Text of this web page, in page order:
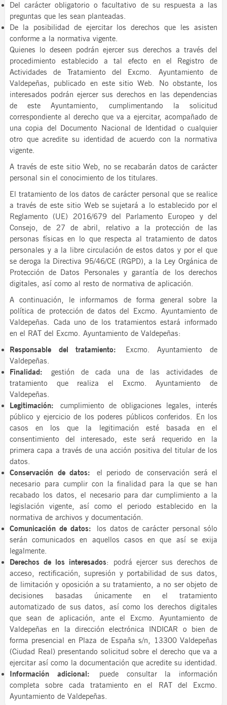
Del carácter obligatorio o facultativo de su respuesta a las
preguntas que les sean planteadas.
De la posibilidad de ejercitar los derechos que les asisten
conforme a la normativa vigente.
Quienes lo deseen podrán ejercer sus derechos a través del
procedimiento establecido a tal efecto en el Registro de
Actividades de Tratamiento del Excmo. Ayuntamiento de
Valdepeñas, publicado en este sitio Web. No obstante, los
interesados podrán ejercer sus derechos en las dependencias
de este Ayuntamiento, cumplimentando la solicitud
correspondiente al derecho que va a ejercitar, acompañado de
una copia del Documento Nacional de Identidad o cualquier
otro que acredite su identidad de acuerdo con la normativa
vigente.
A través de este sitio Web, no se recabarán datos de carácter
personal sin el conocimiento de los titulares.
El tratamiento de los datos de carácter personal que se realice
a través de este sitio Web se sujetará a lo establecido por el
Reglamento (UE) 2016/679 del Parlamento Europeo y del
Consejo, de 27 de abril, relativo a la protección de las
personas físicas en lo que respecta al tratamiento de datos
personales y a la libre circulación de estos datos y por el que
se deroga la Directiva 95/46/CE (RGPD), a la Ley Orgánica de
Protección de Datos Personales y garantía de los derechos
digitales, así como al resto de normativa de aplicación.
A continuación, le informamos de forma general sobre la
política de protección de datos del Excmo. Ayuntamiento de
Valdepeñas. Cada uno de los tratamientos estará informado
en el RAT del Excmo. Ayuntamiento de Valdepeñas:
Responsable del tratamiento: Excmo. Ayuntamiento de
Valdepeñas.
Finalidad: gestión de cada una de las actividades de
tratamiento que realiza el Excmo. Ayuntamiento de
Valdepeñas.
Legitimación: cumplimiento de obligaciones legales, interés
público y ejercicio de los poderes públicos conferidos. En los
casos en los que la legitimación esté basada en el
consentimiento del interesado, este será requerido en la
primera capa a través de una acción positiva del titular de los
datos.
Conservación de datos: el periodo de conservación será el
necesario para cumplir con la finalidad para la que se han
recabado los datos, el necesario para dar cumplimiento a la
legislación vigente, así como el periodo establecido en la
normativa de archivos y documentación.
Comunicación de datos: los datos de carácter personal sólo
serán comunicados en aquellos casos en que así se exija
legalmente.
Derechos de los interesados: podrá ejercer sus derechos de
acceso, rectificación, supresión y portabilidad de sus datos,
de limitación y oposición a su tratamiento, a no ser objeto de
decisiones basadas únicamente en el tratamiento
automatizado de sus datos, así como los derechos digitales
que sean de aplicación, ante el Excmo. Ayuntamiento de
Valdepeñas en la dirección electrónica INDICAR o bien de
forma presencial en Plaza de España s/n, 13300 Valdepeñas
(Ciudad Real) presentando solicitud sobre el derecho que va a
ejercitar así como la documentación que acredite su identidad.
Información adicional: puede consultar la información
completa sobre cada tratamiento en el RAT del Excmo.
Ayuntamiento de Valdepeñas.